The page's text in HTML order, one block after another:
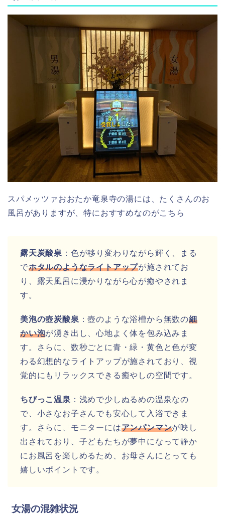
スパメッツァおおたか竜泉寺の湯には、たくさんのお
風呂がありますが、特におすすめなのがこちら
露天炭酸泉 ：色が移り変わりながら輝く、まる
でホタルのようなライトアップが施されてお
り、露天風呂に浸かりながら心が癒やされま
す。
美泡の壺炭酸泉 ：壺のような浴槽から無数の細
かい泡が湧き出し、心地よく体を包み込みま
す。さらに、数秒ごとに青・緑・黄色と色が変
わる幻想的なライトアップが施されており、視
覚的にもリラックスできる癒やしの空間です。
ちびっこ温泉 ：浅めで少しぬるめの温泉なの
で、小さなお子さんでも安心して入浴できま
す。さらに、モニターにはアンパンマンが映し
出されており、子どもたちが夢中になって静か
にお風呂を楽しめるため、お母さんにとっても
嬉しいポイントです。
女湯の混雑状況